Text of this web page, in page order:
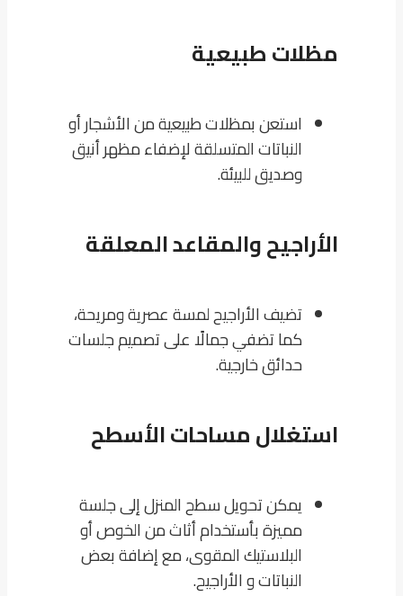
مظلات طبيعية
استعن بمظلات طبيعية من الأشجار أو
النباتات المتسلقة لإضفاء مظهر أنيق
وصديق للبيئة.
الأراجيح والمقاعد المعلقة
تضيف الأراجيح لمسة عصرية ومريحة،
كما تضفي جمالًا على تصميم جلسات
حدائق خارجية.
استغلال مساحات الأسطح
يمكن تحويل سطح المنزل إلى جلسة
مميزة بأستخدام أثاث من الخوص أو
البلاستيك المقوى، مع إضافة بعض
النباتات و الأراجيح.